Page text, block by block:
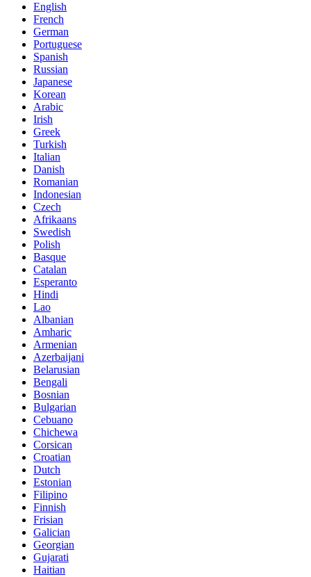
English
French
German
Portuguese
Spanish
Russian
Japanese
Korean
Arabic
Irish
Greek
Turkish
Italian
Danish
Romanian
Indonesian
Czech
Afrikaans
Swedish
Polish
Basque
Catalan
Esperanto
Hindi
Lao
Albanian
Amharic
Armenian
Azerbaijani
Belarusian
Bengali
Bosnian
Bulgarian
Cebuano
Chichewa
Corsican
Croatian
Dutch
Estonian
Filipino
Finnish
Frisian
Galician
Georgian
Gujarati
Haitian